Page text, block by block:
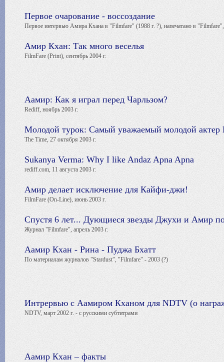
Первое очарование - воссоздание
Первое интервью Амира Кхана в "Filmfare" (1988 г. ?), напечатано в "Filmfare",
Амир Кхан: Так много веселья
FilmFare (Print), сентябрь 2004 г.
Аамир: Как я играл перед Чарльзом?
Rediff, ноябрь 2003 г.
Молодой турок: Самый уважаемый молодой
The Time, 27 октября 2003 г.
Sukanya Verma: Why I like Andaz Apna Apna
rediff.com, 11 августа 2003 г.
Амир делает исключение для Кайфи-джи!
FilmFare (On-Line), июнь 2003 г.
Спустя 6 лет... Дующиеся звезды Джухи и Амир
Журнал "Filmfare", апрель 2003 г.
Аамир Кхан - Рина - Пуджа Бхатт
По материалам журналов "Stardust", "Filmfare" - 2003 (?)
Интрервью с Аамиром Кханом для NDTV (о
NDTV, март 2002 г. - с русскими субтитрами
Аамир Кхан – факты